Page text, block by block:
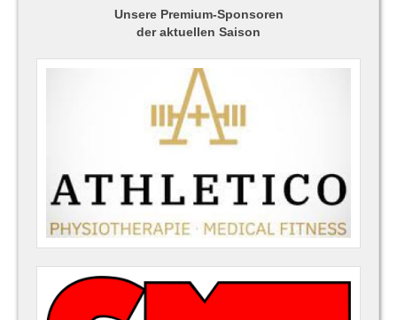
Unsere Premium-Sponsoren
der aktuellen Saison